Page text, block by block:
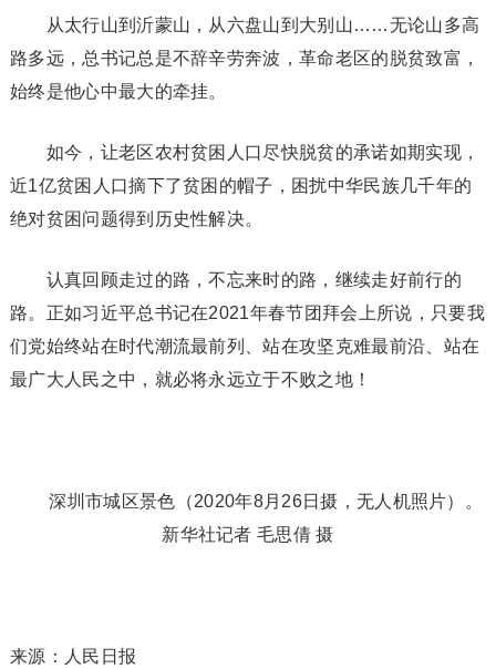
从太行山到沂蒙山，从六盘山到大别山……无论山多高
路多远，总书记总是不辞辛劳奔波，革命老区的脱贫致富，
始终是他心中最大的牵挂。
如今，让老区农村贫困人口尽快脱贫的承诺如期实现，
近1亿贫困人口摘下了贫困的帽子，困扰中华民族几千年的
绝对贫困问题得到历史性解决。
认真回顾走过的路，不忘来时的路，继续走好前行的
路。正如习近平总书记在2021年春节团拜会上所说，只要我
们党始终站在时代潮流最前列、站在攻坚克难最前沿、站在
最广大人民之中，就必将永远立于不败之地！
深圳市城区景色（2020年8月26日摄，无人机照片）。
新华社记者 毛思倩 摄
来源：人民日报